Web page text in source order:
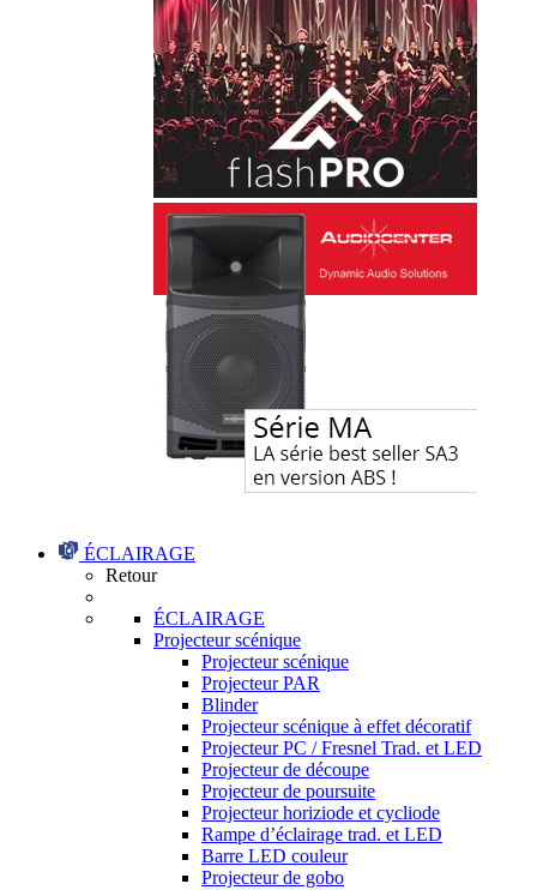
ÉCLAIRAGE
Retour
ÉCLAIRAGE
Projecteur scénique
Projecteur scénique
Projecteur PAR
Blinder
Projecteur scénique à effet décoratif
Projecteur PC / Fresnel Trad. et LED
Projecteur de découpe
Projecteur de poursuite
Projecteur horiziode et cycliode
Rampe d’éclairage trad. et LED
Barre LED couleur
Projecteur de gobo